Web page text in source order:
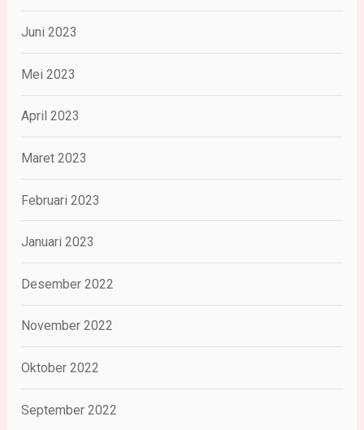
Juni 2023
Mei 2023
April 2023
Maret 2023
Februari 2023
Januari 2023
Desember 2022
November 2022
Oktober 2022
September 2022